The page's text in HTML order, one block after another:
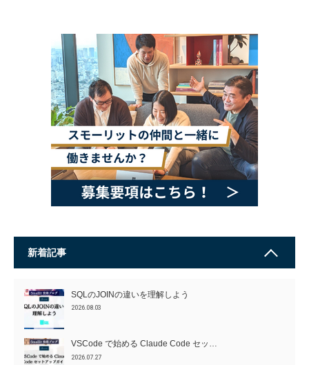
新着記事
SQLのJOINの違いを理解しよう
2026.08.03
VSCode で始める Claude Code セッ…
2026.07.27